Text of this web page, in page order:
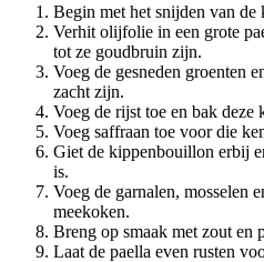
Begin met het snijden van de
Verhit olijfolie in een grote
tot ze goudbruin zijn.
Voeg de gesneden groenten
zacht zijn.
Voeg de rijst toe en bak deze
Voeg saffraan toe voor die
Giet de kippenbouillon erbij
is.
Voeg de garnalen, mosselen
meekoken.
Breng op smaak met zout en
Laat de paella even rusten